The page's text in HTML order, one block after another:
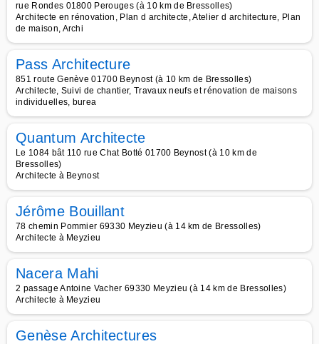
rue Rondes 01800 Perouges (à 10 km de Bressolles)
Architecte en rénovation, Plan d architecte, Atelier d architecture, Plan
de maison, Archi
Pass Architecture
851 route Genève 01700 Beynost (à 10 km de Bressolles)
Architecte, Suivi de chantier, Travaux neufs et rénovation de maisons
individuelles, burea
Quantum Architecte
Le 1084 bât 110 rue Chat Botté 01700 Beynost (à 10 km de
Bressolles)
Architecte à Beynost
Jérôme Bouillant
78 chemin Pommier 69330 Meyzieu (à 14 km de Bressolles)
Architecte à Meyzieu
Nacera Mahi
2 passage Antoine Vacher 69330 Meyzieu (à 14 km de Bressolles)
Architecte à Meyzieu
Genèse Architectures